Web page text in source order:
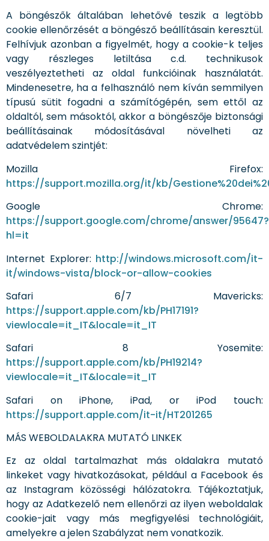
A böngészők általában lehetővé teszik a legtöbb
cookie ellenőrzését a böngésző beállításain keresztül.
Felhívjuk azonban a figyelmét, hogy a cookie-k teljes
vagy részleges letiltása c.d. technikusok
veszélyeztetheti az oldal funkcióinak használatát.
Mindenesetre, ha a felhasználó nem kíván semmilyen
típusú sütit fogadni a számítógépén, sem ettől az
oldaltól, sem másoktól, akkor a böngészője biztonsági
beállításainak módosításával növelheti az
adatvédelem szintjét:
Mozilla Firefox:
https://support.mozilla.org/it/kb/
Google Chrome:
https://support.google.com/chrome/answer/95647?
hl=it
Internet Explorer: http://windows.microsoft.com/it-
it/windows-vista/block-or-allow-cookies
Safari 6/7 Mavericks:
https://support.apple.com/kb/PH17191?
viewlocale=it_IT&locale=it_IT
Safari 8 Yosemite:
https://support.apple.com/kb/PH19214?
viewlocale=it_IT&locale=it_IT
Safari on iPhone, iPad, or iPod touch:
https://support.apple.com/it-it/HT201265
MÁS WEBOLDALAKRA MUTATÓ LINKEK
Ez az oldal tartalmazhat más oldalakra mutató
linkeket vagy hivatkozásokat, például a Facebook és
az Instagram közösségi hálózatokra. Tájékoztatjuk,
hogy az Adatkezelő nem ellenőrzi az ilyen weboldalak
cookie-jait vagy más megfigyelési technológiáit,
amelyekre a jelen Szabályzat nem vonatkozik.